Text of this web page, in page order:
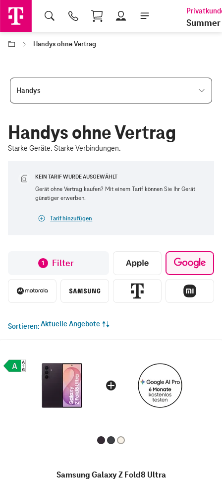
Shopping Cart
Summer
Handys ohne Vertrag
Handys
Handys ohne Vertrag
Starke Geräte. Starke Verbindungen.
KEIN TARIF WURDE AUSGEWÄHLT
Gerät ohne Vertrag kaufen? Mit einem Tarif können Sie Ihr Gerät
günstiger erwerben.
Tarif hinzufügen
1 Filter
Sortieren Aktuelle Angebote
Samsung Galaxy Z Fold8 Ultra